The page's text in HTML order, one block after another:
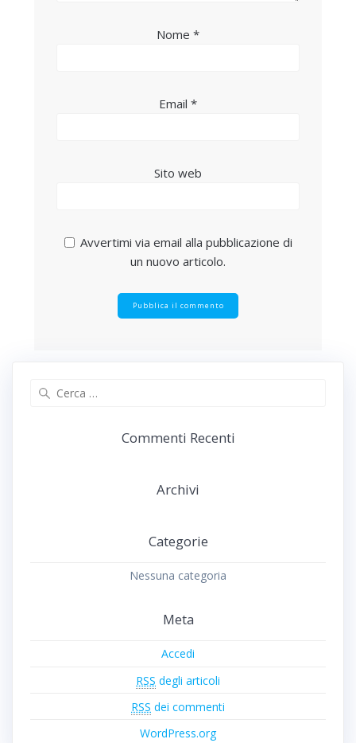
Nome *
Email *
Sito web
Avvertimi via email alla pubblicazione di
un nuovo articolo.
Commenti Recenti
Archivi
Categorie
Nessuna categoria
Meta
Accedi
RSS degli articoli
RSS dei commenti
WordPress.org